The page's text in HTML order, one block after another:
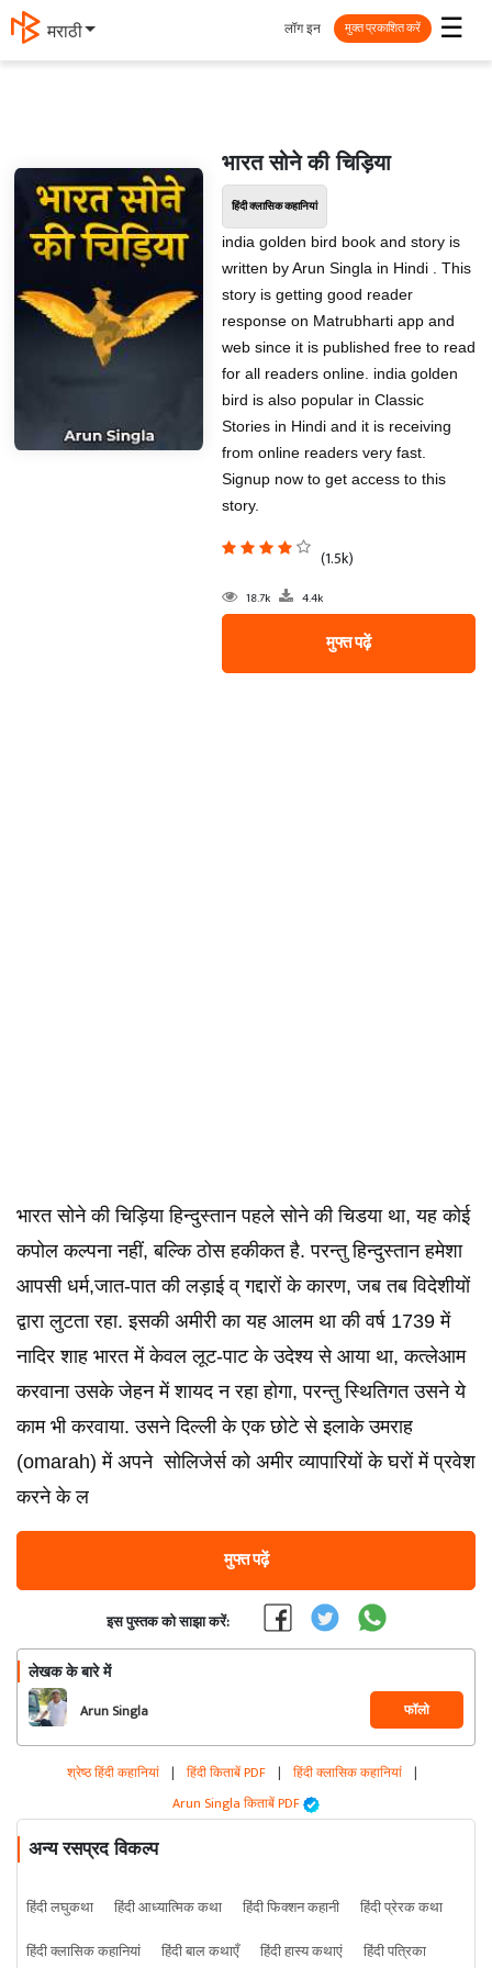
मराठी ☰
लॉग इन मुक्त प्रकाशित करें
भारत सोने की चिड़िया
हिंदी क्लासिक कहानियां
india golden bird book and story is
written by Arun Singla in Hindi . This
story is getting good reader
response on Matrubharti app and
web since it is published free to read
for all readers online. india golden
bird is also popular in Classic
Stories in Hindi and it is receiving
from online readers very fast.
Signup now to get access to this
story.
(1.5k)
18.7k 4.4k
मुफ्त पढ़ें
भारत सोने की चिड़िया हिन्दुस्तान पहले सोने की चिडया था, यह कोई
कपोल कल्पना नहीं, बल्कि ठोस हकीकत है. परन्तु हिन्दुस्तान हमेशा
आपसी धर्म,जात-पात की लड़ाई व् गद्दारों के कारण, जब तब विदेशीयों
द्वारा लुटता रहा. इसकी अमीरी का यह आलम था की वर्ष 1739 में
नादिर शाह भारत में केवल लूट-पाट के उदेश्य से आया था, कत्लेआम
करवाना उसके जेहन में शायद न रहा होगा, परन्तु स्थितिगत उसने ये
काम भी करवाया. उसने दिल्ली के एक छोटे से इलाके उमराह
(omarah) में अपने सोलिजेर्स को अमीर व्यापारियों के घरों में प्रवेश
करने के ल
मुफ्त पढ़ें
इस पुस्तक को साझा करें:
लेखक के बारे में
Arun Singla फॉलो
श्रेष्ठ हिंदी कहानियां | हिंदी किताबें PDF | हिंदी क्लासिक कहानियां |
Arun Singla किताबें PDF
अन्य रसप्रद विकल्प
हिंदी लघुकथा हिंदी आध्यात्मिक कथा हिंदी फिक्शन कहानी
हिंदी प्रेरक कथा
हिंदी क्लासिक कहानियां
हिंदी बाल कथाएँ हिंदी हास्य कथाएं हिंदी पत्रिका